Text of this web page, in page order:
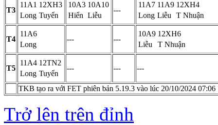
T3
11A1 12XH3
Long Tuyển
10A3 10A10
Hiển Liễu
---
11A7 11A9 12XH4
Long Liễu T Nhuận
T4
11A6
Long
--- ---
10A9 12XH6
Liễu
T Nhuận
T5
11A4 12TN2
Long Tuyển
--- --- ---
TKB tạo ra với FET phiên bản 5.19.3 vào lúc 20/10/2024 07:06
Trở lên trên đỉnh